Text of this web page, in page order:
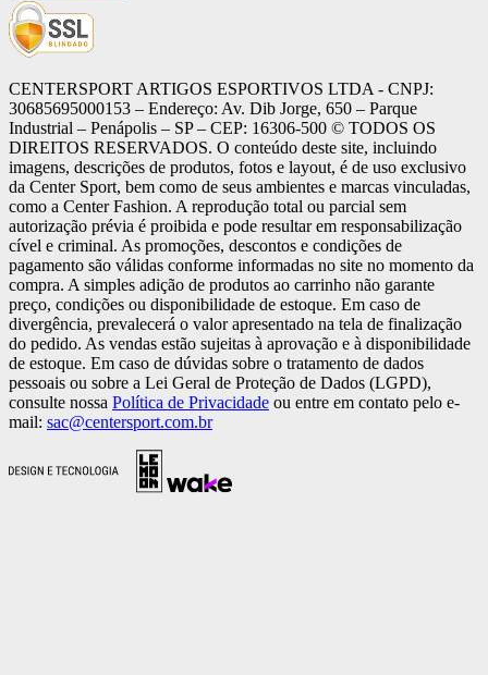
CENTERSPORT ARTIGOS ESPORTIVOS LTDA - CNPJ:
30685695000153 – Endereço: Av. Dib Jorge, 650 – Parque
Industrial – Penápolis – SP – CEP: 16306-500 ©️ TODOS OS
DIREITOS RESERVADOS. O conteúdo deste site, incluindo
imagens, descrições de produtos, fotos e layout, é de uso exclusivo
da Center Sport, bem como de seus ambientes e marcas vinculadas,
como a Center Fashion. A reprodução total ou parcial sem
autorização prévia é proibida e pode resultar em responsabilização
cível e criminal. As promoções, descontos e condições de
pagamento são válidas conforme informadas no site no momento da
compra. A simples adição de produtos ao carrinho não garante
preço, condições ou disponibilidade de estoque. Em caso de
divergência, prevalecerá o valor apresentado na tela de finalização
do pedido. As vendas estão sujeitas à aprovação e à disponibilidade
de estoque. Em caso de dúvidas sobre o tratamento de dados
pessoais ou sobre a Lei Geral de Proteção de Dados (LGPD),
consulte nossa Política de Privacidade ou entre em contato pelo e-
mail: sac@centersport.com.br